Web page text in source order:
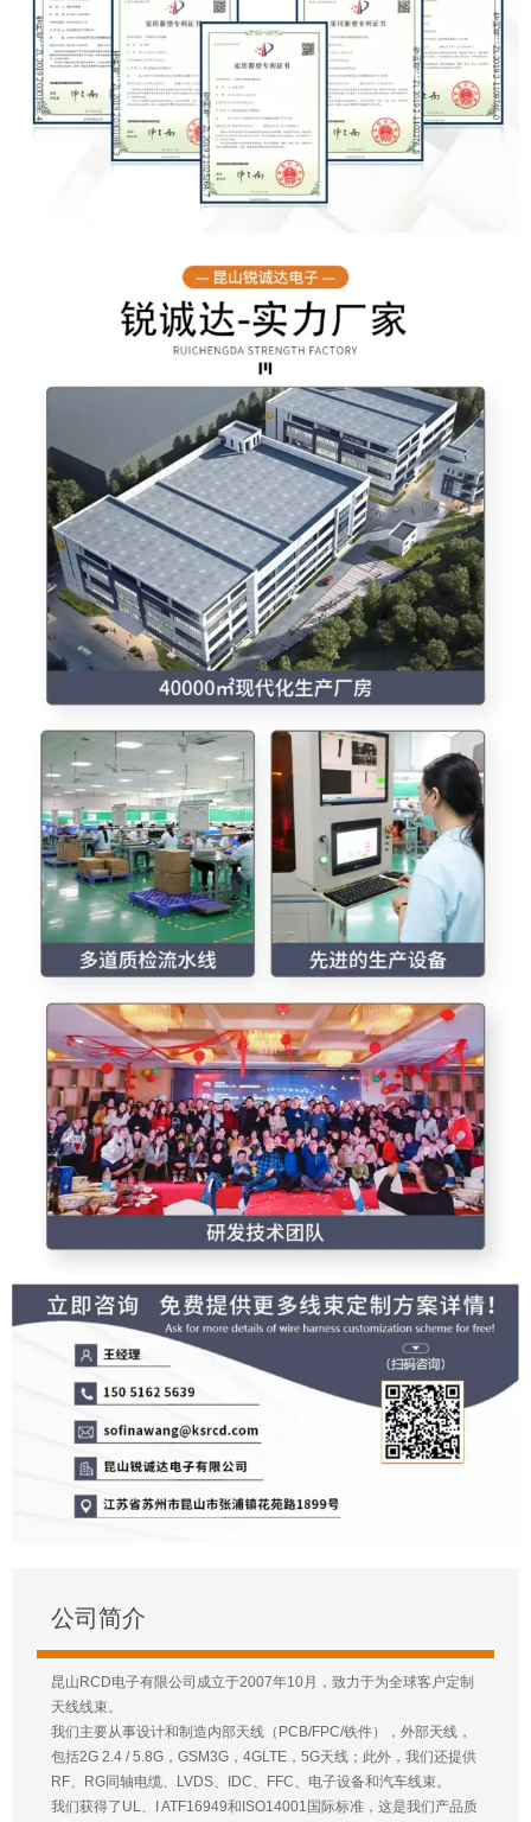
公司简介
昆山RCD电子有限公司成立于2007年10月，致力于为全球客户定制
天线线束。
我们主要从事设计和制造内部天线（PCB/FPC/铁件），外部天线，
包括2G 2.4 / 5.8G，GSM3G，4GLTE，5G天线；此外，我们还提供
RF、RG同轴电缆、LVDS、IDC、FFC、电子设备和汽车线束。
我们获得了UL、I ATF16949和ISO14001国际标准，这是我们产品质